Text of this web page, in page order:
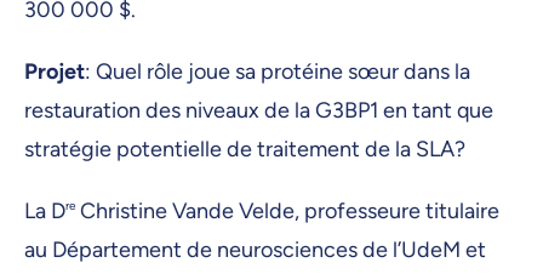
300 000 $.
Projet: Quel rôle joue sa protéine sœur dans la
restauration des niveaux de la G3BP1 en tant que
stratégie potentielle de traitement de la SLA?
La Dre Christine Vande Velde, professeure titulaire
au Département de neurosciences de l’UdeM et